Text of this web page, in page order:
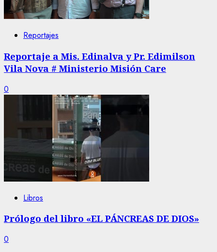
Reportajes
Reportaje a Mis. Edinalva y Pr. Edimilson
Vila Nova # Ministerio Misión Care
0
Libros
Prólogo del libro «EL PÁNCREAS DE DIOS»
0